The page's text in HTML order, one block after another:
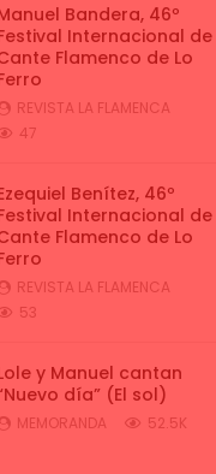
Bandera, 46º
Internacional de
Flamenco de Lo
REVISTA LA FLAMENCA
47
Benítez, 46º
Internacional de
Flamenco de Lo
REVISTA LA FLAMENCA
53
y Manuel cantan
día” (El sol)
MEMORANDA 52.5K